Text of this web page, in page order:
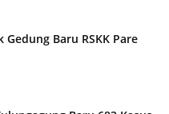
Baru RSKK Pare